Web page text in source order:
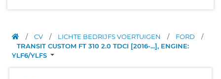
/ CV / LICHTE BEDRIJFS VOERTUIGEN / FORD
/
TRANSIT CUSTOM FT 310 2.0 TDCI [2016-...], ENGINE:
YLF6/YLFS